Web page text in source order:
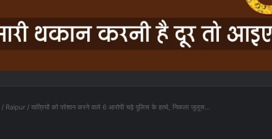
/ Raipur / यात्रियों को परेशान करने वाले 6 आरोपी चढ़े पुलिस के हत्थे, निकला जुलूस…